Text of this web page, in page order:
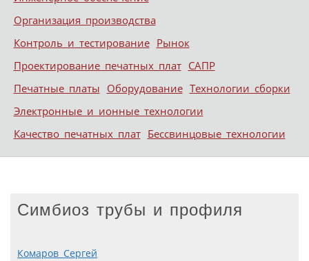
Меню
Организация производства
Контроль и тестирование Рынок
Проектирование печатных плат САПР
Печатные платы Оборудование Технологии сборки
Электронные и ионные технологии
Качество печатных плат Бессвинцовые технологии
Симбиоз трубы и профиля
Комаров Сергей